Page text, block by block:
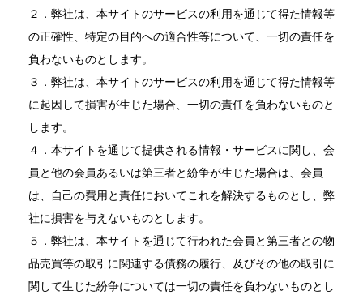
２．弊社は、本サイトのサービスの利用を通じて得た情報等
の正確性、特定の目的への適合性等について、一切の責任を
負わないものとします。
３．弊社は、本サイトのサービスの利用を通じて得た情報等
に起因して損害が生じた場合、一切の責任を負わないものと
します。
４．本サイトを通じて提供される情報・サービスに関し、会
員と他の会員あるいは第三者と紛争が生じた場合は、会員
は、自己の費用と責任においてこれを解決するものとし、弊
社に損害を与えないものとします。
５．弊社は、本サイトを通じて行われた会員と第三者との物
品売買等の取引に関連する債務の履行、及びその他の取引に
関して生じた紛争については一切の責任を負わないものとし